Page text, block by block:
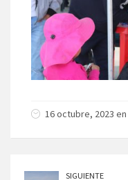
16 octubre, 2023 en
SIGUIENTE